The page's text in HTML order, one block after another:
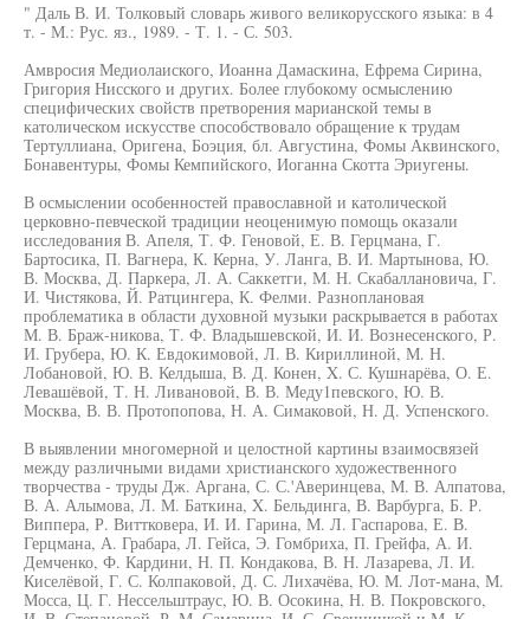
" Даль В. И. Толковый словарь живого великорусского языка: в 4
т. - М.: Рус. яз., 1989. - Т. 1. - С. 503.
Амвросия Медиолаиского, Иоанна Дамаскина, Ефрема Сирина,
Григория Нисского и других. Более глубокому осмыслению
специфических свойств претворения марианской темы в
католическом искусстве способствовало обращение к трудам
Тертуллиана, Оригена, Боэция, бл. Августина, Фомы Аквинского,
Бонавентуры, Фомы Кемпийского, Иоганна Скотта Эриугены.
В осмыслении особенностей православной и католической
церковно-певческой традиции неоценимую помощь оказали
исследования В. Апеля, Т. Ф. Геновой, Е. В. Герцмана, Г.
Бартосика, П. Вагнера, К. Керна, У. Ланга, В. И. Мартынова, Ю.
В. Москва, Д. Паркера, Л. А. Саккетги, М. Н. Скабаллановича, Г.
И. Чистякова, Й. Ратцингера, К. Фелми. Разноплановая
проблематика в области духовной музыки раскрывается в работах
М. В. Браж-никова, Т. Ф. Владышевской, И. И. Вознесенского, Р.
И. Грубера, Ю. К. Евдокимовой, Л. В. Кириллиной, М. Н.
Лобановой, Ю. В. Келдыша, В. Д. Конен, X. С. Кушнарёва, О. Е.
Левашёвой, Т. Н. Ливановой, В. В. Меду1певского, Ю. В.
Москва, В. В. Протопопова, Н. А. Симаковой, Н. Д. Успенского.
В выявлении многомерной и целостной картины взаимосвязей
между различными видами христианского художественного
творчества - труды Дж. Аргана, С. С.'Аверинцева, М. В. Алпатова,
В. А. Алымова, Л. М. Баткина, X. Бельдинга, В. Варбурга, Б. Р.
Виппера, Р. Виттковера, И. И. Гарина, М. Л. Гаспарова, Е. В.
Герцмана, А. Грабара, Л. Гейса, Э. Гомбриха, П. Грейфа, А. И.
Демченко, Ф. Кардини, Н. П. Кондакова, В. Н. Лазарева, Л. И.
Киселёвой, Г. С. Колпаковой, Д. С. Лихачёва, Ю. М. Лот-мана, М.
Мосса, Ц. Г. Нессельштраус, Ю. В. Осокина, Н. В. Покровского,